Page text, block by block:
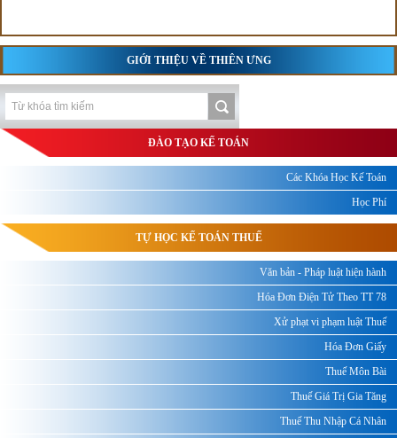
GIỚI THIỆU VỀ THIÊN ƯNG
ĐÀO TẠO KẾ TOÁN
Các Khóa Học Kế Toán
Học Phí
TỰ HỌC KẾ TOÁN THUẾ
Văn bản - Pháp luật hiện hành
Hóa Đơn Điện Tử Theo TT 78
Xử phạt vi phạm luật Thuế
Hóa Đơn Giấy
Thuế Môn Bài
Thuế Giá Trị Gia Tăng
Thuế Thu Nhập Cá Nhân